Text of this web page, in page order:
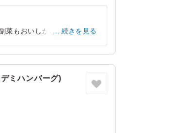
菜もおいしかったです。従
続きを見る
ミハンバーグ)